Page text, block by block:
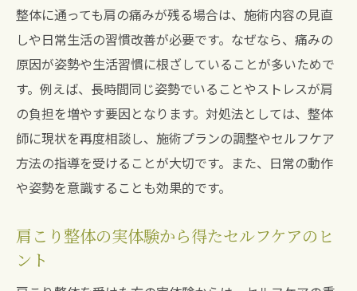
整体に通っても肩の痛みが残る場合は、施術内容の見直
しや日常生活の習慣改善が必要です。なぜなら、痛みの
原因が姿勢や生活習慣に根ざしていることが多いためで
す。例えば、長時間同じ姿勢でいることやストレスが肩
の負担を増やす要因となります。対処法としては、整体
師に現状を再度相談し、施術プランの調整やセルフケア
方法の指導を受けることが大切です。また、日常の動作
や姿勢を意識することも効果的です。
肩こり整体の実体験から得たセルフケアのヒ
ント